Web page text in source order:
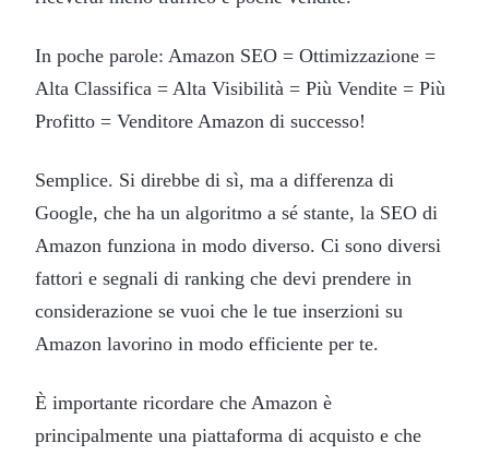
In poche parole: Amazon SEO = Ottimizzazione =
Alta Classifica = Alta Visibilità = Più Vendite = Più
Profitto = Venditore Amazon di successo!
Semplice. Si direbbe di sì, ma a differenza di
Google, che ha un algoritmo a sé stante, la SEO di
Amazon funziona in modo diverso. Ci sono diversi
fattori e segnali di ranking che devi prendere in
considerazione se vuoi che le tue inserzioni su
Amazon lavorino in modo efficiente per te.
È importante ricordare che Amazon è
principalmente una piattaforma di acquisto e che